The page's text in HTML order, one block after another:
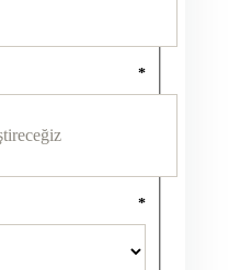
*
*